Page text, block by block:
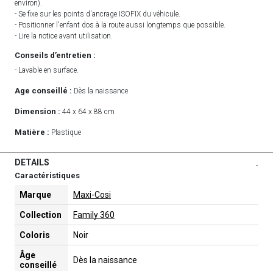
environ).
- Se fixe sur les points d'ancrage ISOFIX du véhicule.
- Positionner l'enfant dos à la route aussi longtemps que possible.
- Lire la notice avant utilisation.
Conseils d’entretien :
- Lavable en surface.
Age conseillé : Dès la naissance
Dimension : 44 x 64 x 88 cm
Matière : Plastique
DETAILS -
Caractéristiques
Marque Maxi-Cosi
Collection Family 360
Coloris Noir
Âge
conseillé
Dès la naissance